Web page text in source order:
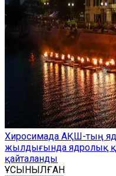
Хиросимада АҚШ-тың
жылдығында ядролық
қайталанды
ҰСЫНЫЛҒАН